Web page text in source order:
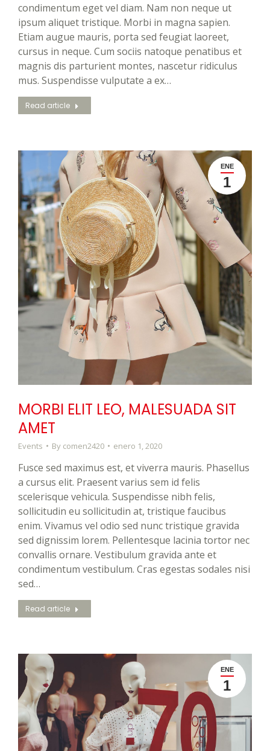
condimentum eget vel diam. Nam non neque ut
ipsum aliquet tristique. Morbi in magna sapien.
Etiam augue mauris, porta sed feugiat laoreet,
cursus in neque. Cum sociis natoque penatibus et
magnis dis parturient montes, nascetur ridiculus
mus. Suspendisse vulputate a ex…
Read article
ENE
1
MORBI ELIT LEO, MALESUADA SIT
AMET
Events By comen2420 enero 1, 2020
Fusce sed maximus est, et viverra mauris. Phasellus
a cursus elit. Praesent varius sem id felis
scelerisque vehicula. Suspendisse nibh felis,
sollicitudin eu sollicitudin at, tristique faucibus
enim. Vivamus vel odio sed nunc tristique gravida
sed dignissim lorem. Pellentesque lacinia tortor nec
convallis ornare. Vestibulum gravida ante et
condimentum vestibulum. Cras egestas sodales nisi
sed…
Read article
ENE
1